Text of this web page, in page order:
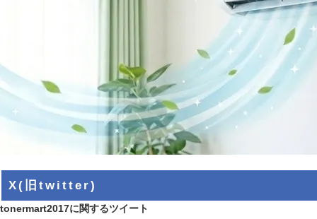
X(旧twitter)
tonermart2017に関するツイート